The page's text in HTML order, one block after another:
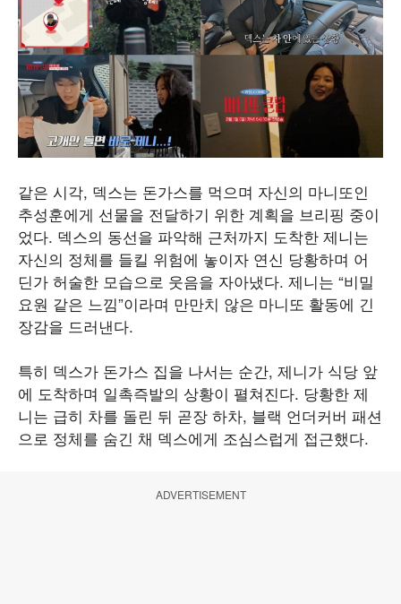
같은 시각, 덱스는 돈가스를 먹으며 자신의 마니또인
추성훈에게 선물을 전달하기 위한 계획을 브리핑 중이
었다. 덱스의 동선을 파악해 근처까지 도착한 제니는
자신의 정체를 들킬 위험에 놓이자 연신 당황하며 어
딘가 허술한 모습으로 웃음을 자아냈다. 제니는 “비밀
요원 같은 느낌”이라며 만만치 않은 마니또 활동에 긴
장감을 드러낸다.
특히 덱스가 돈가스 집을 나서는 순간, 제니가 식당 앞
에 도착하며 일촉즉발의 상황이 펼쳐진다. 당황한 제
니는 급히 차를 돌린 뒤 곧장 하차, 블랙 언더커버 패션
으로 정체를 숨긴 채 덱스에게 조심스럽게 접근했다.
ADVERTISEMENT